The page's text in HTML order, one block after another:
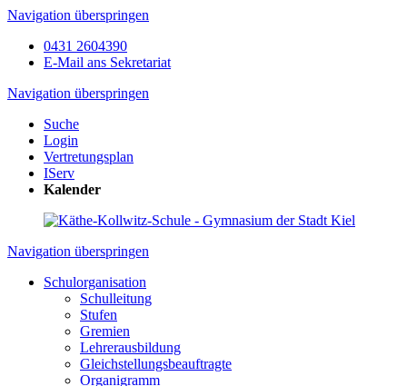
Navigation überspringen
0431 2604390
E-Mail ans Sekretariat
Navigation überspringen
Suche
Login
Vertretungsplan
IServ
Kalender
Navigation überspringen
Schulorganisation
Schulleitung
Stufen
Gremien
Lehrerausbildung
Gleichstellungsbeauftragte
Organigramm